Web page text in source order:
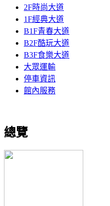
2F時尚大道
1F經典大道
B1F青春大道
B2F酷玩大道
B3F食樂大道
大眾運輸
停車資訊
館內服務
總覽